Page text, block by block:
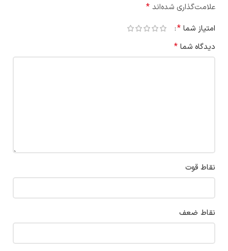
علامت‌گذاری شده‌اند *
امتیاز شما *
دیدگاه شما *
نقاط قوت
نقاط ضعف